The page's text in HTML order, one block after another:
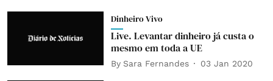
Dinheiro Vivo
Live. Levantar dinheiro já custa o
mesmo em toda a UE
By Sara Fernandes 03 Jan 2020